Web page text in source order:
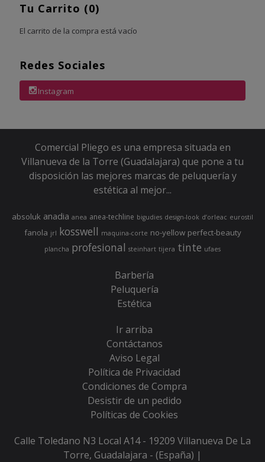
Tu Carrito (0)
El carrito de la compra está vacío
Redes Sociales
Instagram
Comercial Pliego es una empresa situada en
Villanueva de la Torre (Guadalajara) que pone a tu
disposición las mejores marcas de peluquería y
estética al mejor...
absoluk anadia anea anea-techline bigudies design-look d’orleac eurostil
fanola jrl kosswell maquina-corte no-yellow perfect-beauty
plancha profesional steinhart tijera tinte ufaes
Barbería
Peluquería
Estética
Ir arriba
Contáctanos
Aviso Legal
Política de Privacidad
Condiciones de Compra
Desistir de un pedido
Políticas de Cookies
Calle Toledano N3 Local A14 - 19209 Villanueva De La
Torre, Guadalajara - (España) |